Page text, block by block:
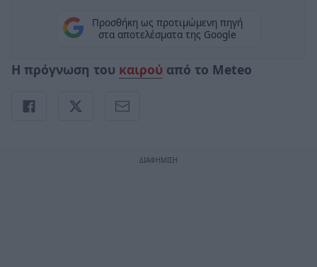
Προσθήκη ως προτιμώμενη πηγή
στα αποτελέσματα της Google
Η πρόγνωση του καιρού από το Meteo